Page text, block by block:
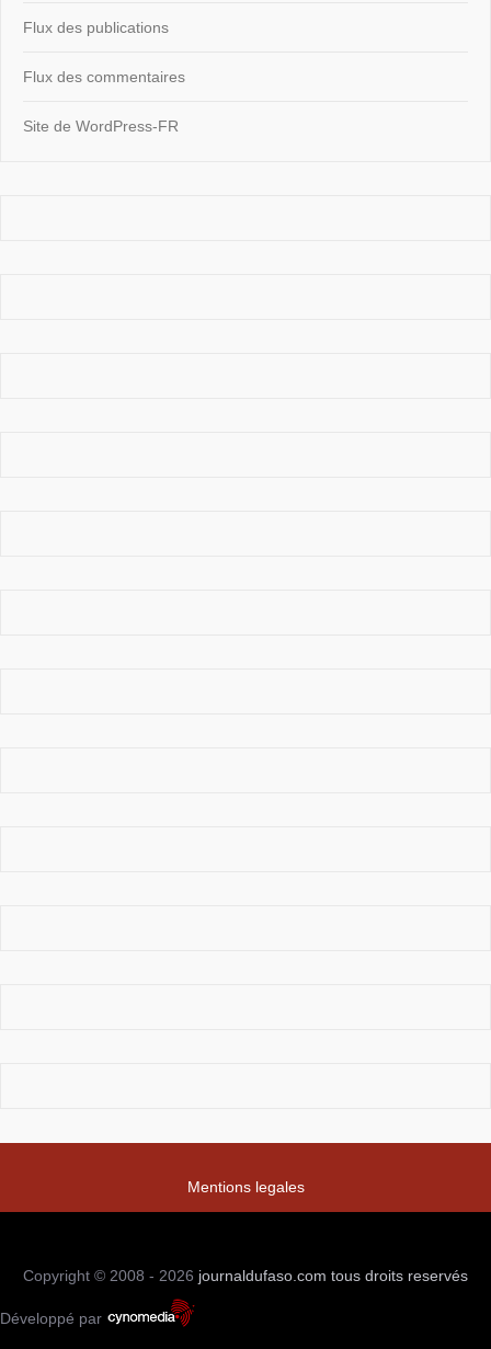
Flux des publications
Flux des commentaires
Site de WordPress-FR
Mentions legales
Copyright © 2008 - 2026 journaldufaso.com tous droits reservés
Développé par